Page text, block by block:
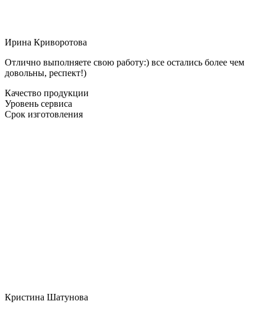
Ирина Криворотова
Отлично выполняете свою работу:) все остались более чем
довольны, респект!)
Качество продукции
Уровень сервиса
Срок изготовления
Кристина Шатунова